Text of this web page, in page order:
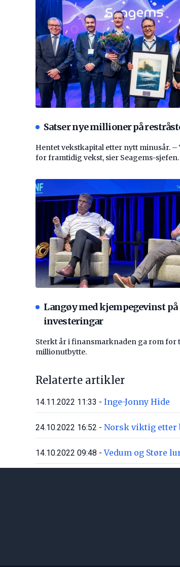
Satser nye millioner på
Hentet vekstkapital etter nytt minusår. –
for framtidig vekst, sier Seagems-sjefen.
Langøy med kjempegevinst på
investeringar
Sterkt år i finansmarknaden ga rom for
millionutbytte.
Relaterte artikler
14.11.2022 11:33 - Inge-Jonny Hide
24.10.2022 16:52 - Norsk viktig etter
14.10.2022 09:48 -Vedum og Støre